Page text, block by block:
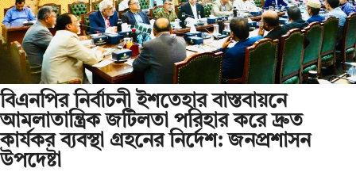
বিএনপির নির্বাচনী ইশতেহার বাস্তবায়নে
আমলাতান্ত্রিক জটিলতা পরিহার করে দ্রুত
কার্যকর ব্যবস্থা গ্রহনের নির্দেশ: জনপ্রশাসন
উপদেষ্টা